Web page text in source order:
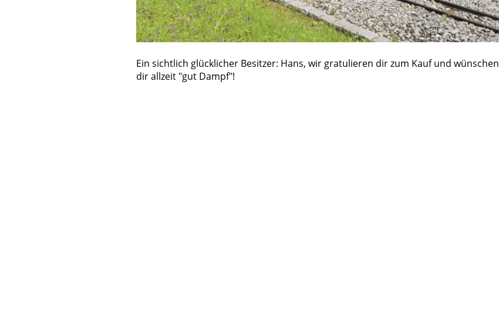
Ein sichtlich glücklicher Besitzer: Hans, wir gratulieren dir zum Kauf und wünschen
dir allzeit "gut Dampf"!